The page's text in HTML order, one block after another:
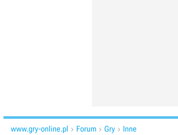
www.gry-online.pl  Forum  Gry  Inne